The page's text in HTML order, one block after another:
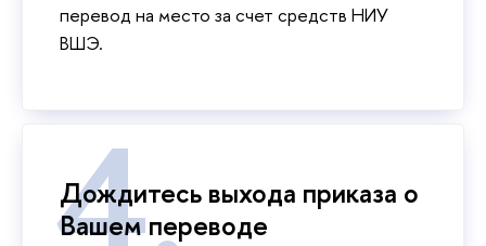
перевод на место за счет средств НИУ
ВШЭ.
Дождитесь выхода приказа о
Вашем переводе